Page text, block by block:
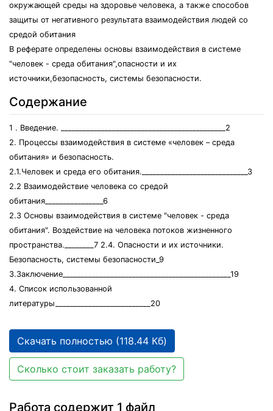
окружающей среды на здоровье человека, а также способов
защиты от негативного результата взаимодействия людей со
средой обитания
В реферате определены основы взаимодействия в системе
"человек - среда обитания",опасности и их
источники,безопасность, системы безопасности.
Содержание
1 . Введение. _____________________________________________2
2. Процессы взаимодействия в системе «человек – среда
обитания» и безопасность.
2.1.Человек и среда его обитания._____________________________3
2.2 Взаимодействие человека со средой
обитания________________6
2.3 Основы взаимодействия в системе "человек - среда
обитания". Воздействие на человека потоков жизненного
пространства.________7 2.4. Опасности и их источники.
Безопасность, системы безопасности_9
3.Заключение______________________________________________19
4. Список использованной
литературы__________________________20
Скачать полностью (118.44 Кб)
Сколько стоит заказать работу?
Работа содержит 1 файл